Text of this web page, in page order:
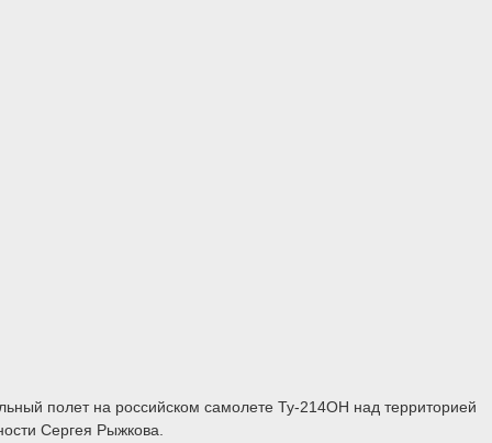
полет на российском самолете Ту-214ОН над территорией
Сергея Рыжкова.